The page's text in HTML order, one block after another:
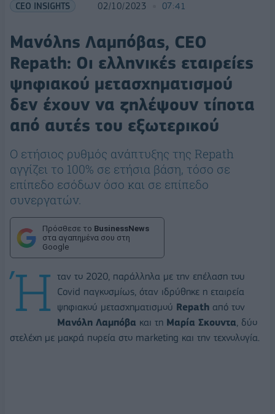
CEO INSIGHTS 02/10/2023 07:41
Mανόλης Λαμπόβας, CEO
Repath: Οι ελληνικές εταιρείες
ψηφιακού μετασχηματισμού
δεν έχουν να ζηλέψουν τίποτα
από αυτές του εξωτερικού
Ο ετήσιος ρυθμός ανάπτυξης της Repath
αγγίζει το 100% σε ετήσια βάση, τόσο σε
επίπεδο εσόδων όσο και σε επίπεδο
συνεργατών.
Πρόσθεσε το BusinessNews
στα αγαπημένα σου στη
Google
Ή ταν το 2020, παράλληλα με την επέλαση του
Covid παγκοσμίως, όταν ιδρύθηκε η εταιρεία
ψηφιακού μετασχηματισμού Repath από τον
Μανόλη Λαμπόβα και τη Μαρία Σκουντα, δύο
στελέχη με μακρά πορεία στο marketing και την τεχνολογία.